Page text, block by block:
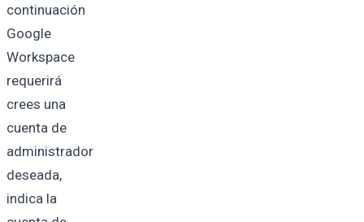
continuación
Google
Workspace
requerirá
crees una
cuenta de
administrador
deseada,
indica la